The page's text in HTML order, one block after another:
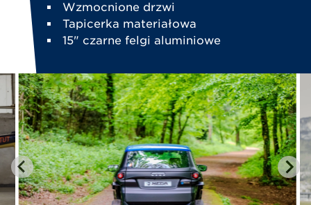
Wzmocnione drzwi
Tapicerka materiałowa
15" czarne felgi aluminiowe